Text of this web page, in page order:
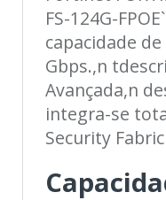
FS-124G-
capacidade
Gbps.,n
Avançada,n
integra-se
Security Fabric